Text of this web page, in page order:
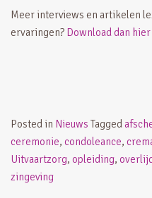
Meer interviews en artikelen
ervaringen? Download dan
Posted in Nieuws Tagged
ceremonie, condoleance,
Uitvaartzorg, opleiding,
zingeving